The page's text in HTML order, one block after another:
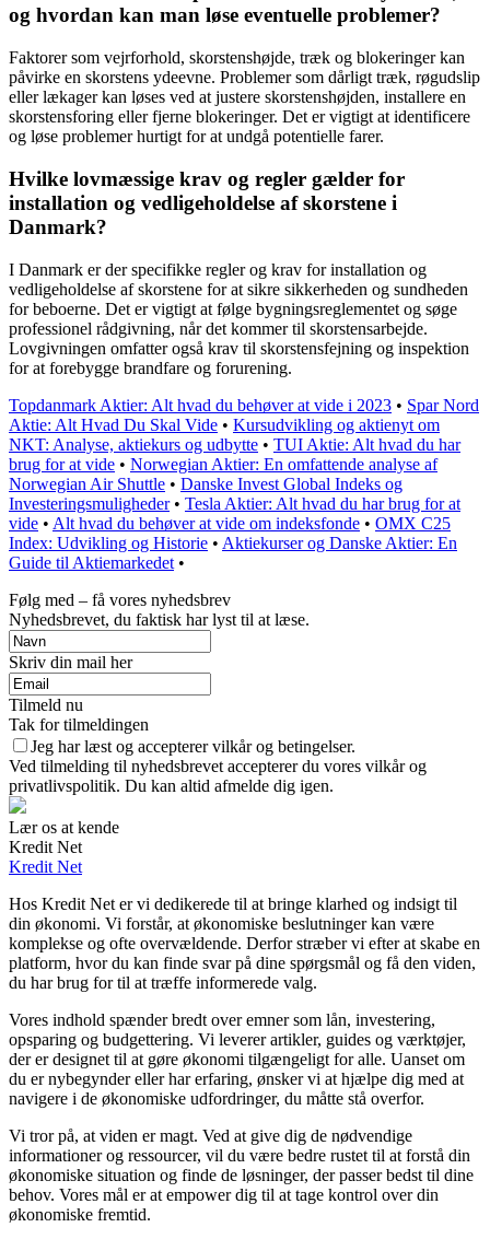
og hvordan kan man løse eventuelle problemer?
Faktorer som vejrforhold, skorstenshøjde, træk og blokeringer kan
påvirke en skorstens ydeevne. Problemer som dårligt træk, røgudslip
eller lækager kan løses ved at justere skorstenshøjden, installere en
skorstensforing eller fjerne blokeringer. Det er vigtigt at identificere
og løse problemer hurtigt for at undgå potentielle farer.
Hvilke lovmæssige krav og regler gælder for
installation og vedligeholdelse af skorstene i
Danmark?
I Danmark er der specifikke regler og krav for installation og
vedligeholdelse af skorstene for at sikre sikkerheden og sundheden
for beboerne. Det er vigtigt at følge bygningsreglementet og søge
professionel rådgivning, når det kommer til skorstensarbejde.
Lovgivningen omfatter også krav til skorstensfejning og inspektion
for at forebygge brandfare og forurening.
Topdanmark Aktier: Alt hvad du behøver at vide i 2023 • Spar Nord
Aktie: Alt Hvad Du Skal Vide • Kursudvikling og aktienyt om
NKT: Analyse, aktiekurs og udbytte • TUI Aktie: Alt hvad du har
brug for at vide • Norwegian Aktier: En omfattende analyse af
Norwegian Air Shuttle • Danske Invest Global Indeks og
Investeringsmuligheder• Tesla Aktier: Alt hvad du har brug for at
vide • Alt hvad du behøver at vide om indeksfonde • OMX C25
Index: Udvikling og Historie • Aktiekurser og Danske Aktier: En
Guide til Aktiemarkedet •
Følg med – få vores nyhedsbrev
Nyhedsbrevet, du faktisk har lyst til at læse.
Skriv din mail her
Tilmeld nu
Tak for tilmeldingen
Jeg har læst og accepterer vilkår og betingelser.
Ved tilmelding til nyhedsbrevet accepterer du vores vilkår og
privatlivspolitik. Du kan altid afmelde dig igen.
Lær os at kende
Kredit Net
Kredit Net
Hos Kredit Net er vi dedikerede til at bringe klarhed og indsigt til
din økonomi. Vi forstår, at økonomiske beslutninger kan være
komplekse og ofte overvældende. Derfor stræber vi efter at skabe en
platform, hvor du kan finde svar på dine spørgsmål og få den viden,
du har brug for til at træffe informerede valg.
Vores indhold spænder bredt over emner som lån, investering,
opsparing og budgettering. Vi leverer artikler, guides og værktøjer,
der er designet til at gøre økonomi tilgængeligt for alle. Uanset om
du er nybegynder eller har erfaring, ønsker vi at hjælpe dig med at
navigere i de økonomiske udfordringer, du måtte stå overfor.
Vi tror på, at viden er magt. Ved at give dig de nødvendige
informationer og ressourcer, vil du være bedre rustet til at forstå din
økonomiske situation og finde de løsninger, der passer bedst til dine
behov. Vores mål er at empower dig til at tage kontrol over din
økonomiske fremtid.